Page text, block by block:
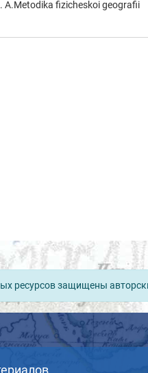
A.Metodika fizicheskoi geografii
ресурсов защищены